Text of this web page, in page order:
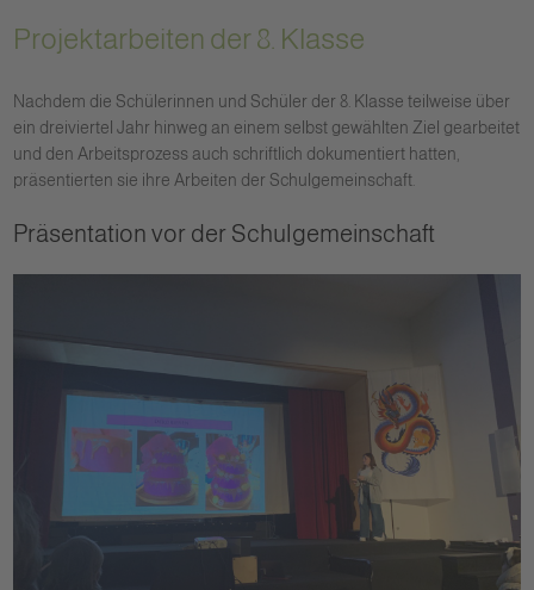
Projektarbeiten der 8. Klasse
Nachdem die Schülerinnen und Schüler der 8. Klasse teilweise über
ein dreiviertel Jahr hinweg an einem selbst gewählten Ziel gearbeitet
und den Arbeitsprozess auch schriftlich dokumentiert hatten,
präsentierten sie ihre Arbeiten der Schulgemeinschaft.
Präsentation vor der Schulgemeinschaft